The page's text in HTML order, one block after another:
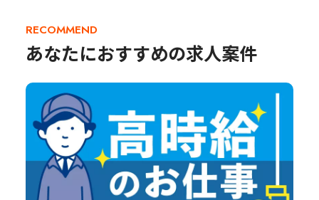
RECOMMEND
あなたにおすすめの求人案件